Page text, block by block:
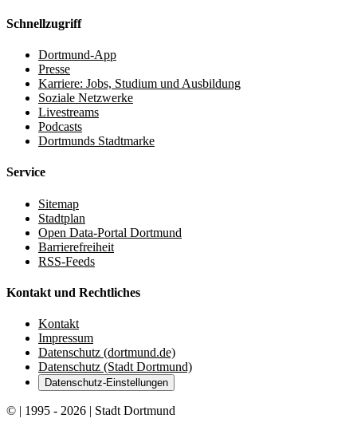
Schnellzugriff
Dortmund-App
Presse
Karriere: Jobs, Studium und Ausbildung
Soziale Netzwerke
Livestreams
Podcasts
Dortmunds Stadtmarke
Service
Sitemap
Stadtplan
Open Data-Portal Dortmund
Barrierefreiheit
RSS-Feeds
Kontakt und Rechtliches
Kontakt
Impressum
Datenschutz (dortmund.de)
Datenschutz (Stadt Dortmund)
Datenschutz-Einstellungen
© | 1995 - 2026 | Stadt Dortmund